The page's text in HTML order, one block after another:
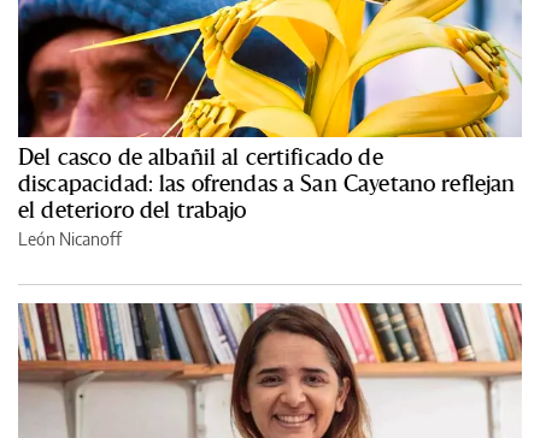
Del casco de albañil al certificado de
discapacidad: las ofrendas a San Cayetano reflejan
el deterioro del trabajo
León Nicanoff